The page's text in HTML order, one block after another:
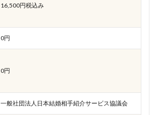
16,500円税込み
0円
0円
一般社団法人日本結婚相手紹介サービス協議会